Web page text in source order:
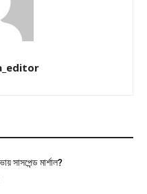
সাসপেন্ড মার্শাল?